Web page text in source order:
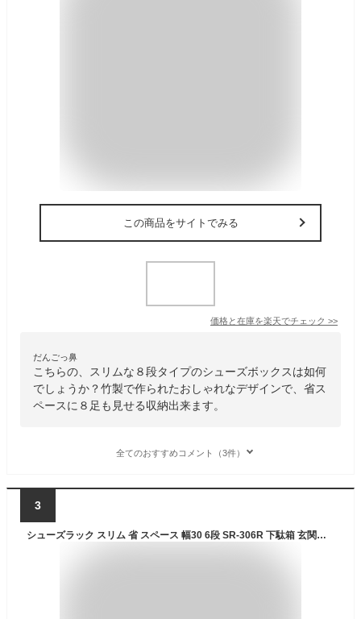
この商品をサイトでみる
価格と在庫を楽天でチェック >>
だんごっ鼻
こちらの、スリムな８段タイプのシューズボックスは如何
でしょうか？竹製で作られたおしゃれなデザインで、省ス
ペースに８足も見せる収納出来ます。
全てのおすすめコメント（3件）
3
シューズラック スリム 省 スペース 幅30 6段 SR-306R 下駄箱 玄関収納 おしゃれ 靴収納 靴箱 オープン モノトーン すき間 すきま 隙間 山善 YAMAZEN 【送料無料】